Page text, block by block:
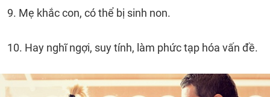
9. Mẹ khắc con, có thể bị sinh non.
10. Hay nghĩ ngợi, suy tính, làm phức tạp hóa vấn đề.